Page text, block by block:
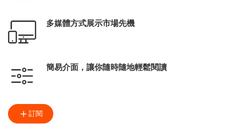
多媒體方式展示市場先機
簡易介面，讓你隨時隨地輕鬆閱讀
訂閱